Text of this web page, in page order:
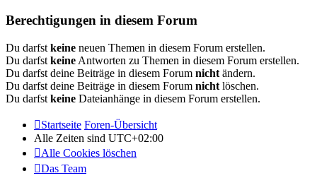
Berechtigungen in diesem Forum
Du darfst keine neuen Themen in diesem Forum erstellen.
Du darfst keine Antworten zu Themen in diesem Forum erstellen.
Du darfst deine Beiträge in diesem Forum nicht ändern.
Du darfst deine Beiträge in diesem Forum nicht löschen.
Du darfst keine Dateianhänge in diesem Forum erstellen.
Startseite Foren-Übersicht
Alle Zeiten sind UTC+02:00
Alle Cookies löschen
Das Team